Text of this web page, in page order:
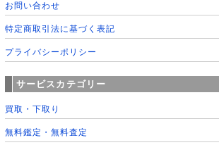
お問い合わせ
特定商取引法に基づく表記
プライバシーポリシー
サービスカテゴリー
買取・下取り
無料鑑定・無料査定